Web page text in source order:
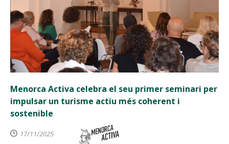
Menorca Activa celebra el seu primer seminari per
impulsar un turisme actiu més coherent i
sostenible
17/11/2025